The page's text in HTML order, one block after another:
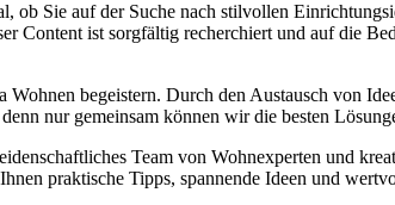
Sie auf der Suche nach stilvollen
ist sorgfältig recherchiert und auf die
begeistern. Durch den Austausch von
nur gemeinsam können wir die besten
Team von Wohnexperten und
praktische Tipps, spannende Ideen und